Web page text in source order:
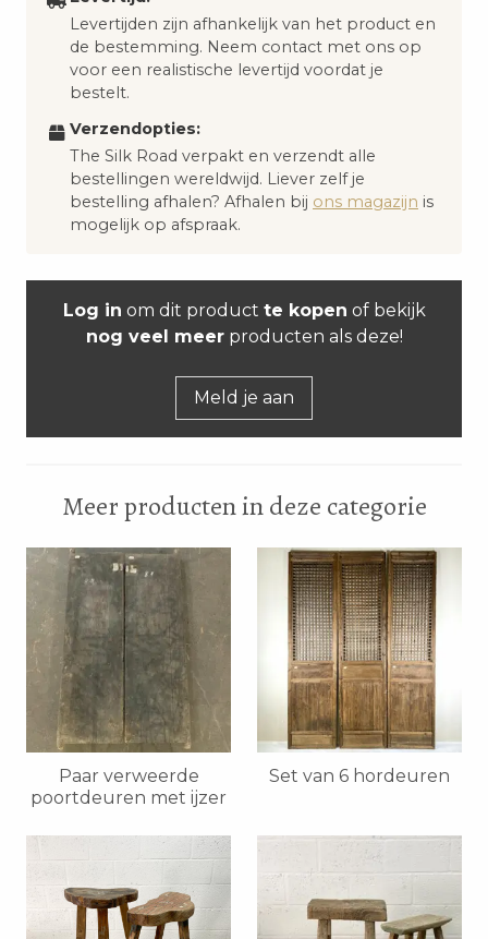
Levertijden zijn afhankelijk van het product en
de bestemming. Neem contact met ons op
voor een realistische levertijd voordat je
bestelt.
Verzendopties:
The Silk Road verpakt en verzendt alle
bestellingen wereldwijd. Liever zelf je
bestelling afhalen? Afhalen bij ons magazijn is
mogelijk op afspraak.
Log in om dit product te kopen of bekijk
nog veel meerproducten als deze!
Meld je aan
Meer producten in deze categorie
Paar verweerde
poortdeuren met ijzer
Set van 6 hordeuren